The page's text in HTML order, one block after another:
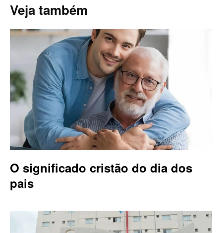
Veja também
O significado cristão do dia dos
pais